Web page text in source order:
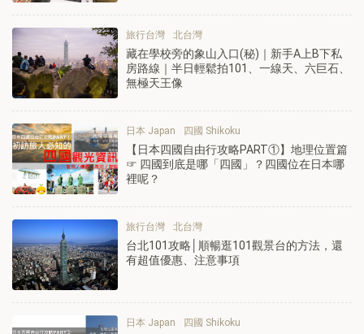
旅行台灣 北台灣
藏在學校旁的象山入口(秘)｜新手A上B下私
房路線｜半日輕鬆拍101、一線天、六巨石、
無極天王像
日本 Japan 四國 Shikoku
【日本四國自由行攻略PART①】地理位置篇
☞ 四國到底是哪「四國」？四國位在日本哪
裡呢？
旅行台灣 北台灣
台北101攻略│順暢逛101觀景台的方法，還
有超值優惠、注意事項
日本 Japan 四國 Shikoku